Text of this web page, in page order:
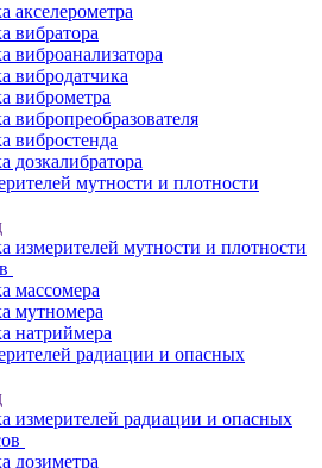
акселерометра
вибратора
виброанализатора
вибродатчика
виброметра
вибропреобразователя
вибростенда
дозкалибратора
мутности и плотности
измерителей мутности и плотности
массомера
мутномера
натриймера
радиации и опасных
измерителей радиации и опасных
дозиметра